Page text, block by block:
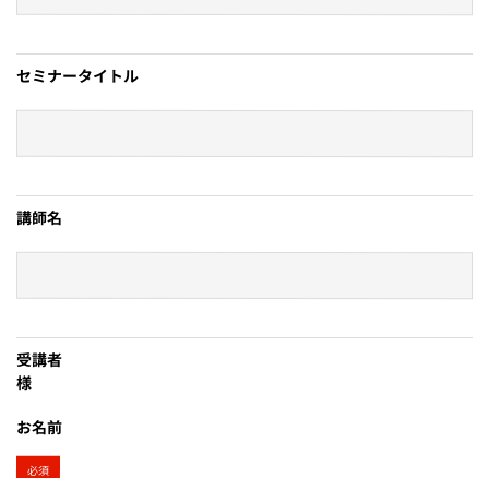
セミナータイトル
講師名
受講者
様
お名前
必須